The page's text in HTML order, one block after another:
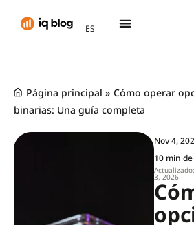
ES
TH
Página principal » Cómo operar
binarias: Una guía completa
Nov 4,
10 min
3, 2026